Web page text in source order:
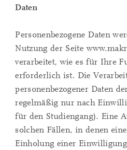
Daten
Personenbezogene Daten
Nutzung der Seite
verarbeitet, wie es für Ihre
erforderlich ist. Die
personenbezogener Daten
regelmäßig nur nach
für den Studiengang). Eine
solchen Fällen, in denen
Einholung einer